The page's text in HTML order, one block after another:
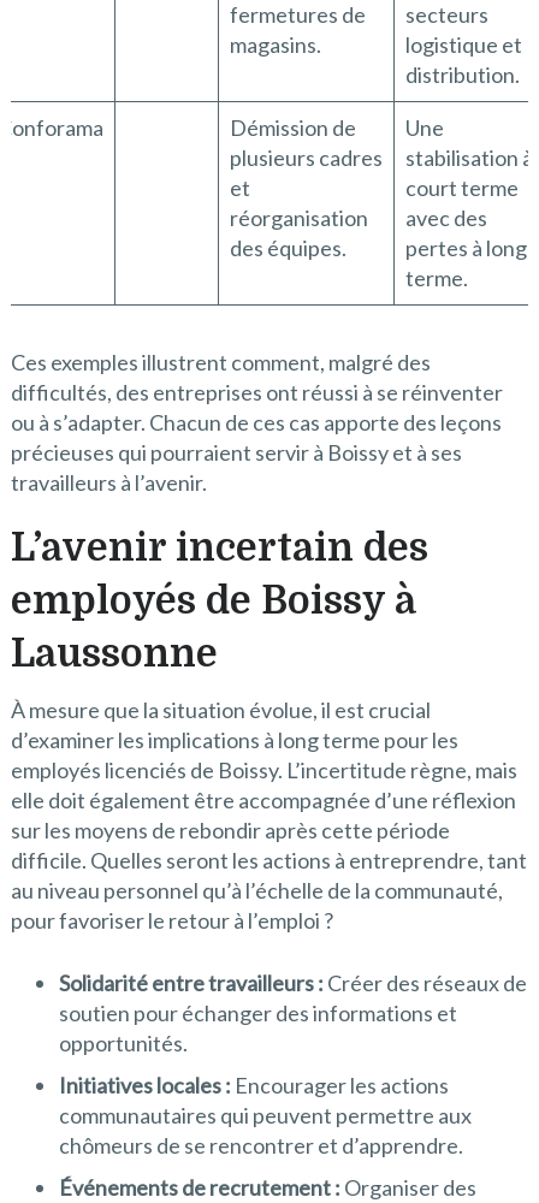
fermetures de
magasins.
secteurs
logistique et
distribution.
Démission de
plusieurs cadres
et
réorganisation
des équipes.
Une
stabilisation à
court terme
avec des
pertes à long
terme.
Ces exemples illustrent comment, malgré des
difficultés, des entreprises ont réussi à se réinventer
ou à s’adapter. Chacun de ces cas apporte des leçons
précieuses qui pourraient servir à Boissy et à ses
travailleurs à l’avenir.
L’avenir incertain des
employés de Boissy à
Laussonne
À mesure que la situation évolue, il est crucial
d’examiner les implications à long terme pour les
employés licenciés de Boissy. L’incertitude règne, mais
elle doit également être accompagnée d’une réflexion
sur les moyens de rebondir après cette période
difficile. Quelles seront les actions à entreprendre, tant
au niveau personnel qu’à l’échelle de la communauté,
pour favoriser le retour à l’emploi ?
Solidarité entre travailleurs : Créer des réseaux de
soutien pour échanger des informations et
opportunités.
Initiatives locales : Encourager les actions
communautaires qui peuvent permettre aux
chômeurs de se rencontrer et d’apprendre.
Événements de recrutement : Organiser des